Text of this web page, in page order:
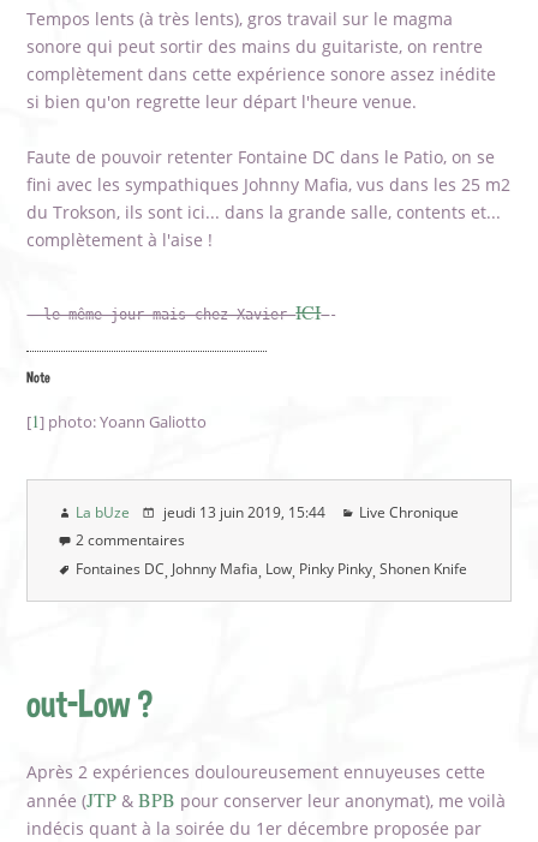
Tempos lents (à très lents), gros travail sur le magma
sonore qui peut sortir des mains du guitariste, on rentre
complètement dans cette expérience sonore assez inédite
si bien qu'on regrette leur départ l'heure venue.
Faute de pouvoir retenter Fontaine DC dans le Patio, on se
fini avec les sympathiques Johnny Mafia, vus dans les 25 m2
du Trokson, ils sont ici... dans la grande salle, contents et...
complètement à l'aise !
- le même jour mais chez Xavier ICI -
Note
[1] photo: Yoann Galiotto
La bUze jeudi 13 juin 2019 , 15:44
Live Chronique
2 commentaires
Fontaines DC Johnny Mafia Low Pinky Pinky Shonen Knife
out-Low ?
Après 2 expériences douloureusement ennuyeuses cette
année (JTP &BPB pour conserver leur anonymat), me voilà
indécis quant à la soirée du 1er décembre proposée par